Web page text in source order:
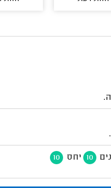
10 יחס 10